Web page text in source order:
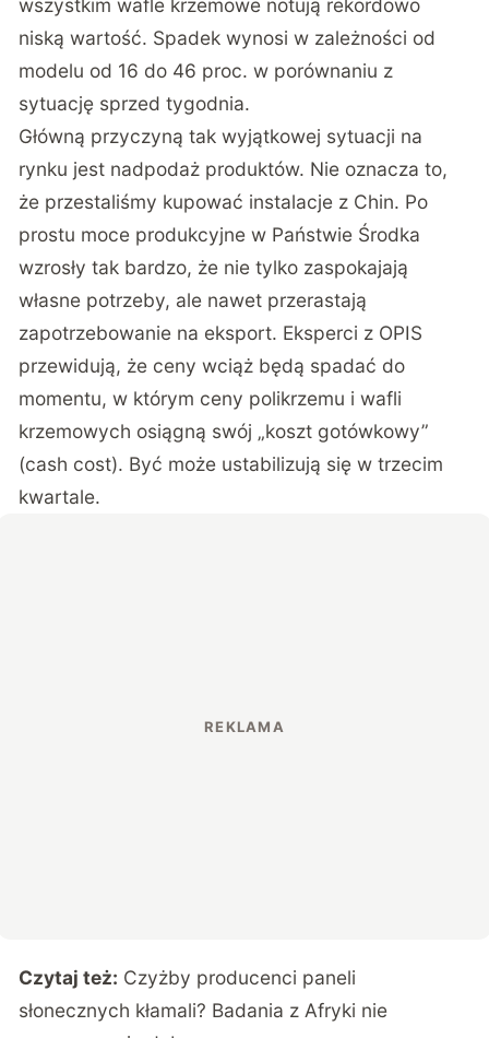
wszystkim wafle krzemowe notują rekordowo
niską wartość. Spadek wynosi w zależności od
modelu od 16 do 46 proc. w porównaniu z
sytuację sprzed tygodnia.
Główną przyczyną tak wyjątkowej sytuacji na
rynku jest nadpodaż produktów. Nie oznacza to,
że przestaliśmy kupować instalacje z Chin. Po
prostu moce produkcyjne w Państwie Środka
wzrosły tak bardzo, że nie tylko zaspokajają
własne potrzeby, ale nawet przerastają
zapotrzebowanie na eksport. Eksperci z OPIS
przewidują, że ceny wciąż będą spadać do
momentu, w którym ceny polikrzemu i wafli
krzemowych osiągną swój „koszt gotówkowy”
(cash cost). Być może ustabilizują się w trzecim
kwartale.
Czytaj też: Czyżby producenci paneli
słonecznych kłamali? Badania z Afryki nie